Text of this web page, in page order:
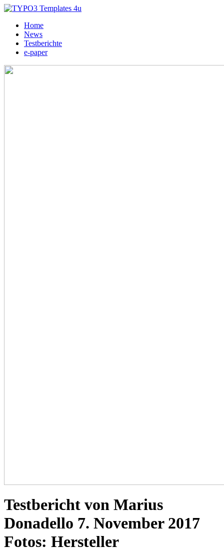
Home
News
Testberichte
e-paper
Testbericht von Marius
Donadello 7. November 2017
Fotos: Hersteller